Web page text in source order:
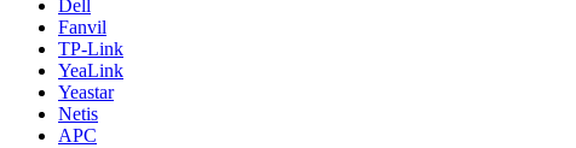
Dell
Fanvil
TP-Link
YeaLink
Yeastar
Netis
APC